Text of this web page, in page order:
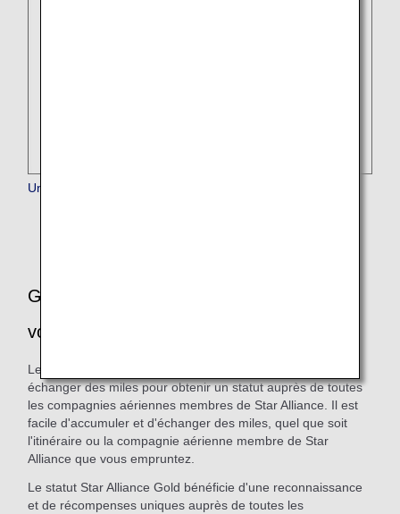
United Airlines
Gagner et utiliser des miles ANA sur les
vols Star Alliance
Les membres du ANA Mileage Club peuvent gagner et
échanger des miles pour obtenir un statut auprès de toutes
les compagnies aériennes membres de Star Alliance. Il est
facile d'accumuler et d'échanger des miles, quel que soit
l'itinéraire ou la compagnie aérienne membre de Star
Alliance que vous empruntez.
Le statut Star Alliance Gold bénéficie d'une reconnaissance
et de récompenses uniques auprès de toutes les